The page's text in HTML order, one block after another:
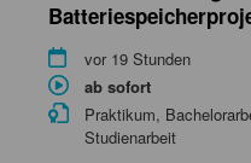
vor 19 Stunden
ab sofort
Praktikum,
Studienarbeit